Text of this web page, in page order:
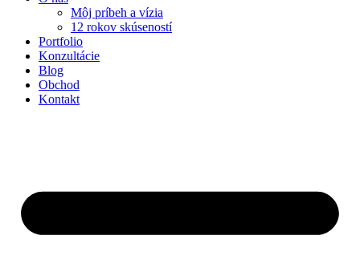
Môj príbeh a vízia
12 rokov skúseností
Portfolio
Konzultácie
Blog
Obchod
Kontakt